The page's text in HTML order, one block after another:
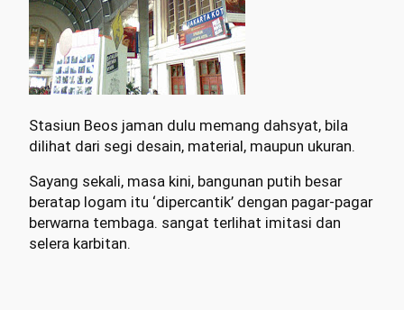
Stasiun Beos jaman dulu memang dahsyat, bila
dilihat dari segi desain, material, maupun ukuran.
Sayang sekali, masa kini, bangunan putih besar
beratap logam itu ‘dipercantik’ dengan pagar-pagar
berwarna tembaga. sangat terlihat imitasi dan
selera karbitan.